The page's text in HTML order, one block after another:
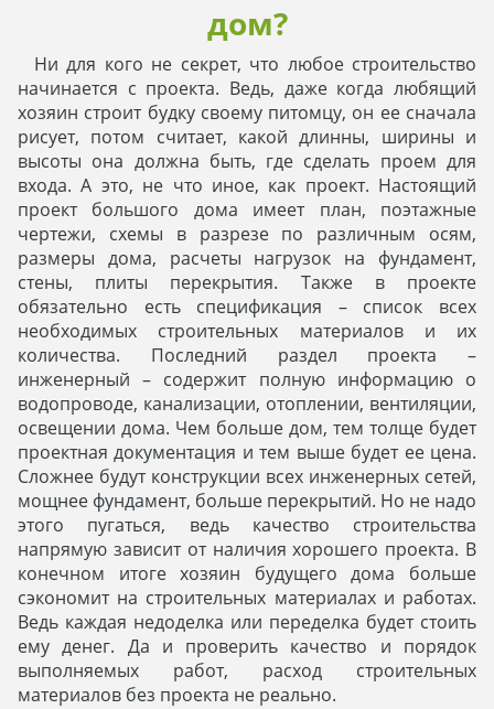
дом?
Ни для кого не секрет, что любое строительство
начинается с проекта. Ведь, даже когда любящий
хозяин строит будку своему питомцу, он ее сначала
рисует, потом считает, какой длинны, ширины и
высоты она должна быть, где сделать проем для
входа. А это, не что иное, как проект. Настоящий
проект большого дома имеет план, поэтажные
чертежи, схемы в разрезе по различным осям,
размеры дома, расчеты нагрузок на фундамент,
стены, плиты перекрытия. Также в проекте
обязательно есть спецификация – список всех
необходимых строительных материалов и их
количества. Последний раздел проекта –
инженерный – содержит полную информацию о
водопроводе, канализации, отоплении, вентиляции,
освещении дома. Чем больше дом, тем толще будет
проектная документация и тем выше будет ее цена.
Сложнее будут конструкции всех инженерных сетей,
мощнее фундамент, больше перекрытий. Но не надо
этого пугаться, ведь качество строительства
напрямую зависит от наличия хорошего проекта. В
конечном итоге хозяин будущего дома больше
сэкономит на строительных материалах и работах.
Ведь каждая недоделка или переделка будет стоить
ему денег. Да и проверить качество и порядок
выполняемых работ, расход строительных
материалов без проекта не реально.